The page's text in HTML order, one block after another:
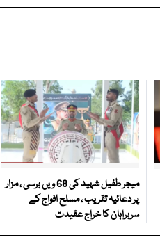
میجر طفیل شہید کی 68 ویں برسی ، مزار
پر دعائیہ تقریب ، مسلح افواج کے
سربراہان کا خراج عقیدت